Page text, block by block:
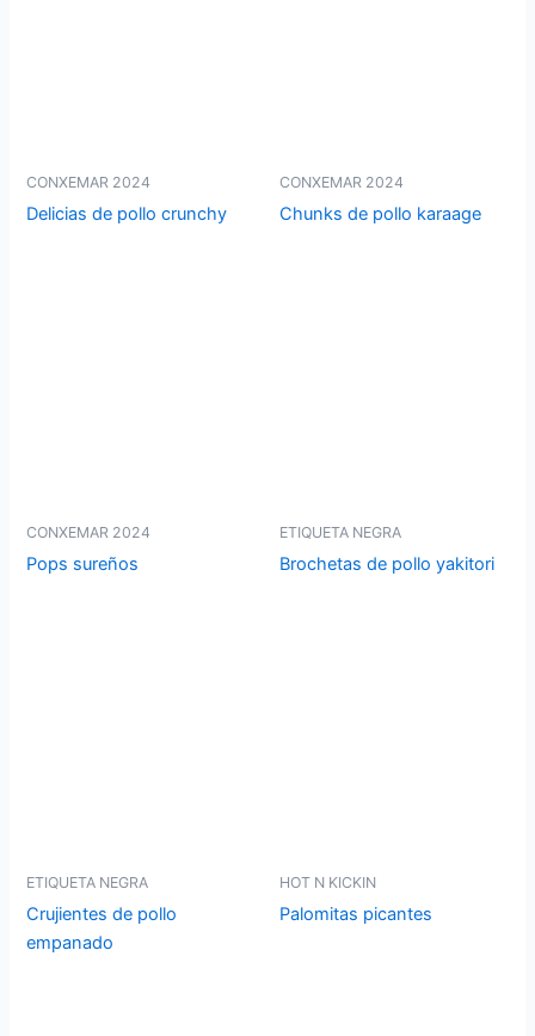
CONXEMAR 2024
Delicias de pollo crunchy
CONXEMAR 2024
Chunks de pollo karaage
CONXEMAR 2024
Pops sureños
ETIQUETA NEGRA
Brochetas de pollo yakitori
ETIQUETA NEGRA
Crujientes de pollo
empanado
HOT N KICKIN
Palomitas picantes